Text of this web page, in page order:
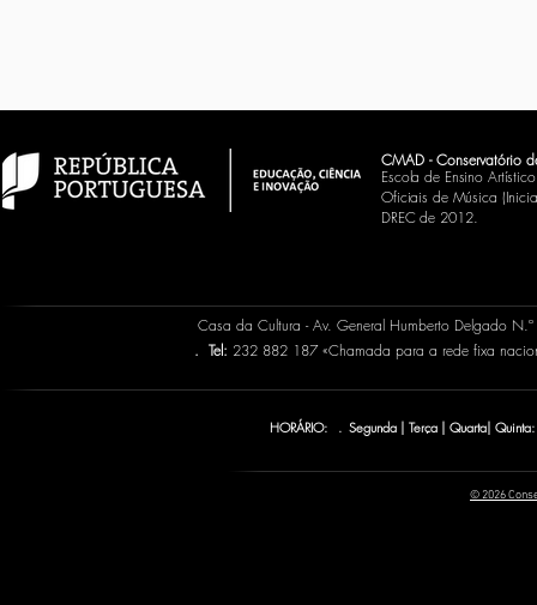
CMAD - Conservatório
Escola de Ensino
Oficiais de Música
DREC de 2012.
Casa da Cultura - Av. General Humberto Delgado
. Tel: 232 882 187 «Chamada para a rede fixa
HORÁRIO: . Segunda | Terça | Quarta|
© 2026